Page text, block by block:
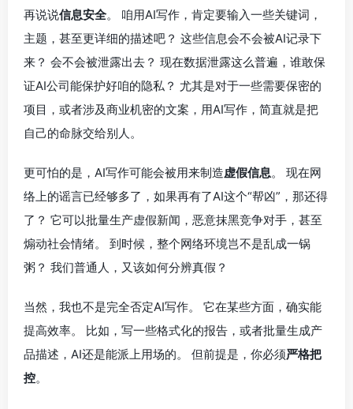
再说说信息安全。 咱用AI写作，肯定要输入一些关键词，
主题，甚至更详细的描述吧？ 这些信息会不会被AI记录下
来？ 会不会被泄露出去？ 现在数据泄露这么普遍，谁敢保
证AI公司能保护好咱的隐私？ 尤其是对于一些需要保密的
项目，或者涉及商业机密的文案，用AI写作，简直就是把
自己的命脉交给别人。
更可怕的是，AI写作可能会被用来制造虚假信息。 现在网
络上的谣言已经够多了，如果再有了AI这个“帮凶”，那还得
了？ 它可以批量生产虚假新闻，恶意抹黑竞争对手，甚至
煽动社会情绪。 到时候，整个网络环境岂不是乱成一锅
粥？ 我们普通人，又该如何分辨真假？
当然，我也不是完全否定AI写作。 它在某些方面，确实能
提高效率。 比如，写一些格式化的报告，或者批量生成产
品描述，AI还是能派上用场的。 但前提是，你必须严格把
控。